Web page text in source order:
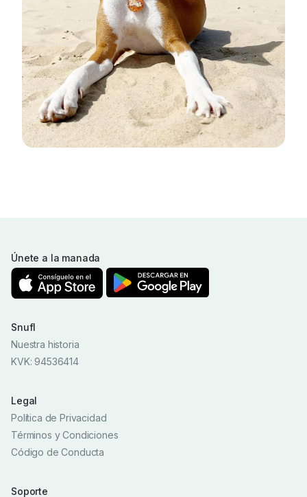
Únete a la manada
Snufl
Nuestra historia
KVK: 94536414
Legal
Política de Privacidad
Términos y Condiciones
Código de Conducta
Soporte